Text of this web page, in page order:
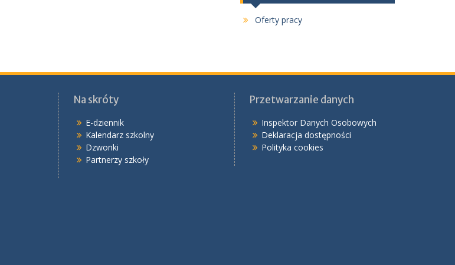
Oferty pracy
Na skróty
E-dziennik
Kalendarz szkolny
Dzwonki
Partnerzy szkoły
Przetwarzanie danych
Inspektor Danych Osobowych
Deklaracja dostępności
Polityka cookies